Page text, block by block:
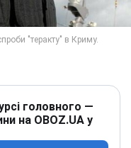
головного —
на OBOZ.UA у